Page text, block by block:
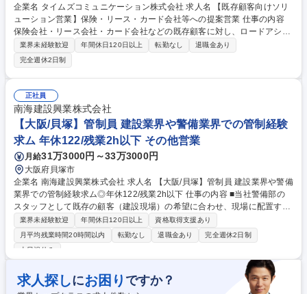
企業名 タイムズコミュニケーション株式会社 求人名 【既存顧客向けソリ
ューション営業】保険・リース・カード会社等への提案営業 仕事の内容
保険会社・リース会社・カード会社などの既存顧客に対し、ロードアシス
タンスサービスやハウスサポートサービスを提案する営業職です。顧客の
課題解決を通じて長期的な関係を構築します 【具体的には】既存顧客の課
題やニーズを把握し、ロードアシスタンスサービス、ハウスサポートサー
ビス等を活用した提案営業を行います。既存サービスの利用拡大提案（ア
ップセル・クロスセル）に加え、顧客要望を踏まえた新サービスの企画・
提案、社内関連部署と連携したプロジェクト推進にも携わっていただきま
す。 募集職種 【既存顧客向けソリューション営業】保険・リース・カー
ド会社等への提案営業
業界未経験歓迎 年間休日120日以上 転勤なし
退職金あり
完全週休2日制
正社員
南海建設興業株式会社
【大阪/貝塚】管制員 建設業界や警備業界での管制経験
求ム 年休122/残業2h以下 その他営業
月給31万3000円～33万3000円
大阪府貝塚市
企業名 南海建設興業株式会社 求人名 【大阪/貝塚】管制員 建設業界や警備
業界での管制経験求ム◎年休122/残業2h以下 仕事の内容 ■当社警備部の
スタッフとして既存の顧客（建設現場）の希望に合わせ、現場に配置する
警備員を手配します。これまでのご経験を地元×安定基盤×WLB◎の環境
で受注、発注等の電話対応・顧客のフォローを担います。 ■事務所内の業
務の他、担当現場の適正な警備業務実施確認とヒアリングのため、月に数
に、年に数回ほど警備員として警備業務に従事することがあるため、採用
後、現場（屋外）での警備員としての警備業務の研修を10日間程度実施
業界未経験歓迎 年間休日120日以上
資格取得支援あり
月平均残業時間20時間以内
転勤なし 退職金あり
完全週休2日制
土日祝休み
求人探しにお困り ですか？